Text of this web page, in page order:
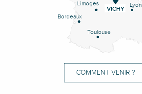
Lyon
Limoges
Bordeaux
Toulouse
VICHY
COMMENT VENIR ?